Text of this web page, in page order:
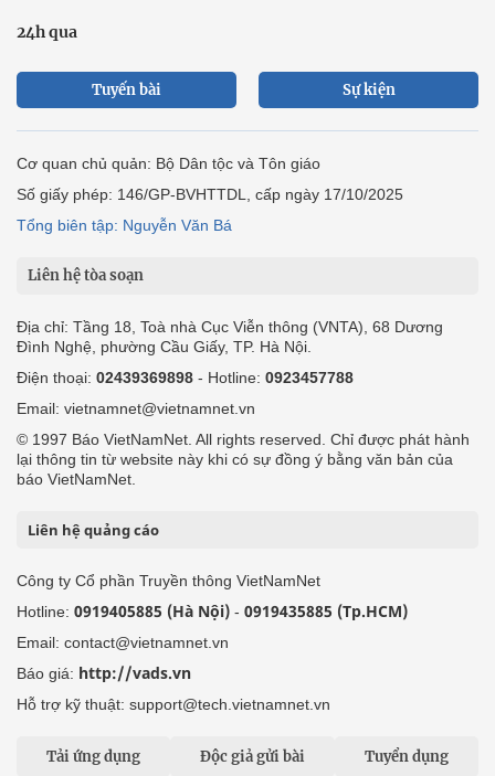
24h qua
Tuyến bài Sự kiện
Cơ quan chủ quản: Bộ Dân tộc và Tôn giáo
Số giấy phép: 146/GP-BVHTTDL, cấp ngày 17/10/2025
Tổng biên tập: Nguyễn Văn Bá
Liên hệ tòa soạn
Địa chỉ: Tầng 18, Toà nhà Cục Viễn thông (VNTA), 68 Dương
Đình Nghệ, phường Cầu Giấy, TP. Hà Nội.
Điện thoại: 02439369898 - Hotline: 0923457788
Email: vietnamnet@vietnamnet.vn
© 1997 Báo VietNamNet. All rights reserved. Chỉ được phát hành
lại thông tin từ website này khi có sự đồng ý bằng văn bản của
báo VietNamNet.
Liên hệ quảng cáo
Công ty Cổ phần Truyền thông VietNamNet
Hotline: 0919405885 (Hà Nội) - 0919435885 (Tp.HCM)
Email: contact@vietnamnet.vn
Báo giá: http://vads.vn
Hỗ trợ kỹ thuật: support@tech.vietnamnet.vn
Tải ứng dụng Độc giả gửi bài Tuyển dụng